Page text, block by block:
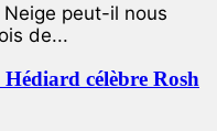
peut-il nous
de...
célèbre Rosh